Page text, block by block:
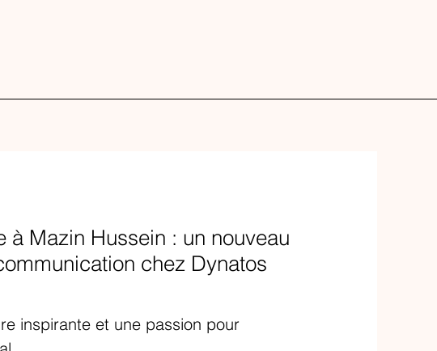
à Mazin Hussein : un nouveau
chez Dynatos
inspirante et une passion pour